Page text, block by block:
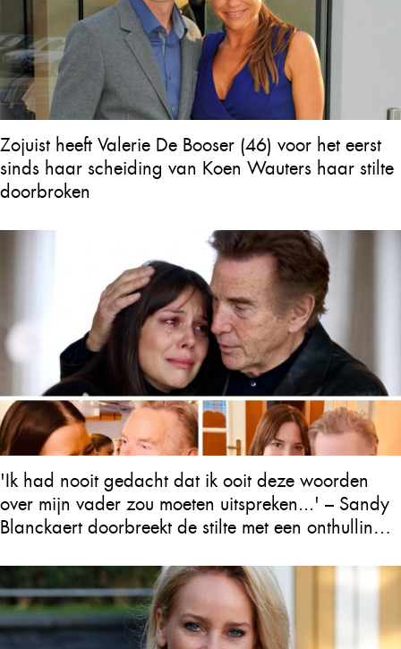
Zojuist heeft Valerie De Booser (46) voor het eerst
sinds haar scheiding van Koen Wauters haar stilte
doorbroken
'Ik had nooit gedacht dat ik ooit deze woorden
over mijn vader zou moeten uitspreken...' – Sandy
Blanckaert doorbreekt de stilte met een onthulling
achterlaat